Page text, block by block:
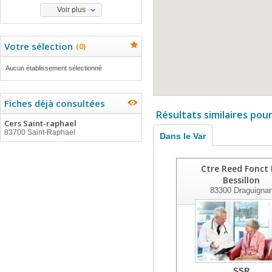
Voir plus
Votre sélection (0)
Aucun établissement sélectionné
Fiches déjà consultées
Cers Saint-raphael
83700 Saint-Raphael
Résultats similaires
Dans le Var
Ctre Reed Fonct
Bessillon
83300